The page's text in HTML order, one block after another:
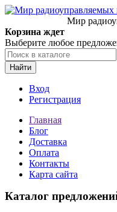
Мир
Корзина ждет
Выберите любое
Найти
Вход
Регистрация
Главная
Блог
Доставка
Оплата
Контакты
Карта сайта
Каталог